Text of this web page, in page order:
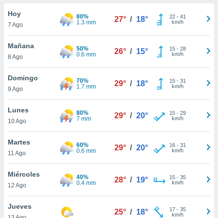
en
nuestra
y
cookies
Hoy
7 Ago
80%
1.3 mm
27° / 18° 22- 41
km/h
Mañana
8 Ago
50%
0.6 mm
26° / 15° 15- 28
km/h
Domingo
9 Ago
70%
1.7 mm
29° / 18° 15- 31
km/h
Lunes
10 Ago
80%
7 mm
29° / 20° 15- 29
km/h
Martes
11 Ago
60%
0.6 mm
29° / 20° 16- 31
km/h
Miércoles
12 Ago
40%
0.4 mm
28° / 19° 15- 35
km/h
Jueves
25° / 18° 17- 35
km/h